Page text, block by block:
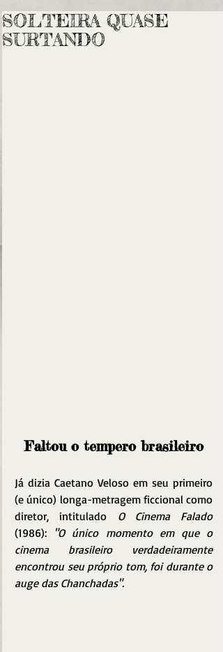
SOLTEIRA QUASE
SURTANDO
Faltou o tempero brasileiro
Já dizia Caetano Veloso em seu primeiro
(e único) longa-metragem ficcional como
diretor, intitulado
O Cinema Falado
(1986): "O único momento em que o
cinema brasileiro verdadeiramente
encontrou seu próprio tom, foi durante o
auge das Chanchadas".